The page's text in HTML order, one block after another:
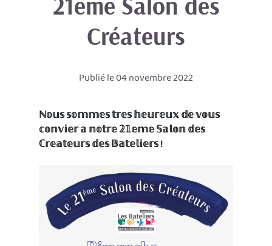
Créateurs
Publié le 04 novembre 2022
ℕ𝕠𝕦𝕤 𝕤𝕠𝕞𝕞𝕖𝕤 𝕥𝕣𝕖𝕤 𝕙𝕖𝕦𝕣𝕖𝕦𝕩 𝕕𝕖 𝕧𝕠𝕦𝕤
𝕔𝕠𝕟𝕧𝕚𝕖𝕣 𝕒 𝕟𝕠𝕥𝕣𝕖 𝟚𝟙𝕖𝕞𝕖 𝕊𝕒𝕝𝕠𝕟 𝕕𝕖𝕤
ℂ𝕣𝕖𝕒𝕥𝕖𝕦𝕣𝕤 𝕕𝕖𝕤 𝔹𝕒𝕥𝕖𝕝𝕚𝕖𝕣𝕤 !